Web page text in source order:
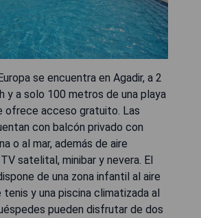
se encuentra en Agadir, a 2
y a solo 100 metros de una playa
ofrece acceso gratuito. Las
con balcón privado con
o al mar, además de aire
satelital, minibar y nevera. El
de una zona infantil al aire
tenis y una piscina climatizada al
pueden disfrutar de dos